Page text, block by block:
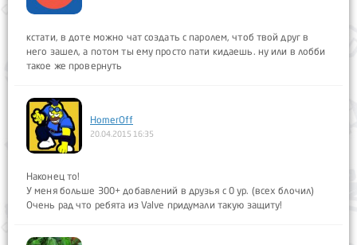
кстати, в доте можно чат создать с паролем, чтоб твой друг в
него зашел, а потом ты ему просто пати кидаешь. ну или в лобби
такое же провернуть
HomerOff
20.04.2015 16:35
Наконец то!
У меня больше 300+ добавлений в друзья с 0 ур. (всех блочил)
Очень рад что ребята из Valve придумали такую защиту!